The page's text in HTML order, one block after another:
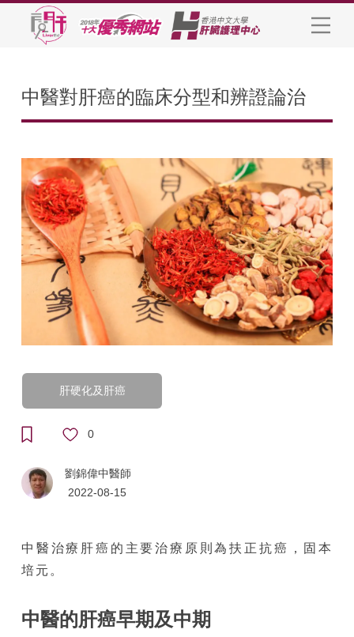
中醫對肝癌的臨床分型和辨證論治
肝硬化及肝癌
0
劉錦偉中醫師
2022-08-15
中醫治療肝癌的主要治療原則為扶正抗癌，固本
培元。
中醫的肝癌早期及中期